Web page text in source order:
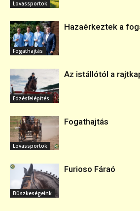
Lovassportok
Fogathajtás
Hazaérkeztek a
Edzésfelépítés
Az istállótól a
Lovassportok
Fogathajtás
Büszkeségeink
Furioso Fáraó